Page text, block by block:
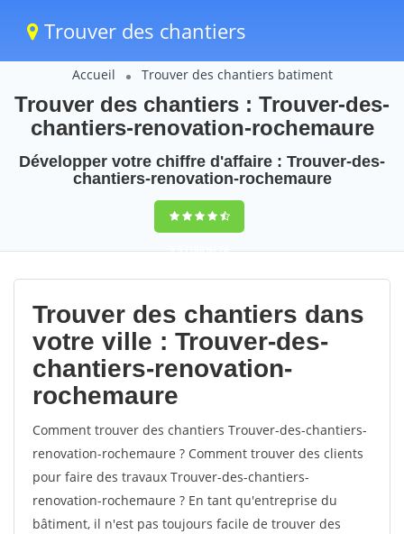
Trouver des chantiers
Accueil Trouver des chantiers batiment
Trouver des chantiers : Trouver-des-
chantiers-renovation-rochemaure
Développer votre chiffre d'affaire : Trouver-des-
chantiers-renovation-rochemaure
9,5(100%)76
votes
Trouver des chantiers dans
votre ville : Trouver-des-
chantiers-renovation-
rochemaure
Comment trouver des chantiers Trouver-des-chantiers-
renovation-rochemaure ? Comment trouver des clients
pour faire des travaux Trouver-des-chantiers-
renovation-rochemaure ? En tant qu'entreprise du
bâtiment, il n'est pas toujours facile de trouver des